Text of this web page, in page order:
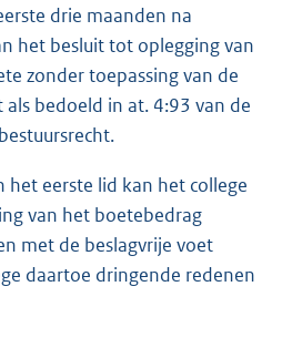
drie maanden na
het besluit tot oplegging van
zonder toepassing van de
als bedoeld in at. 4:93 van de
het eerste lid kan het college
van het boetebedrag
met de beslagvrije voet
daartoe dringende redenen